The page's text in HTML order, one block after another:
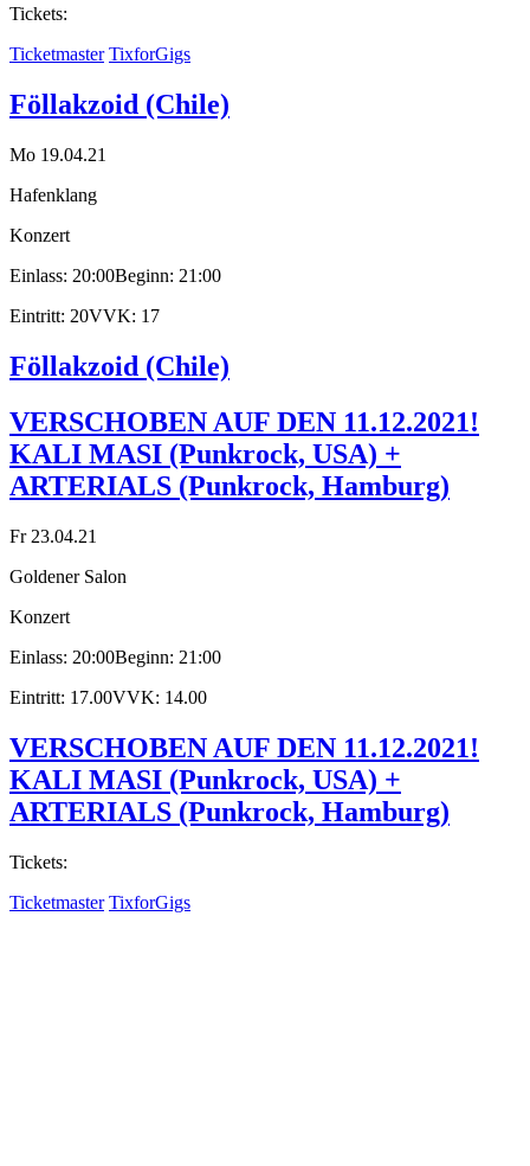
Tickets:
Ticketmaster TixforGigs
Föllakzoid (Chile)
Mo 19.04.21
Hafenklang
Konzert
Einlass: 20:00Beginn: 21:00
Eintritt: 20VVK: 17
Föllakzoid (Chile)
VERSCHOBEN AUF DEN 11.12.2021!
KALI MASI (Punkrock, USA) +
ARTERIALS (Punkrock, Hamburg)
Fr 23.04.21
Goldener Salon
Konzert
Einlass: 20:00Beginn: 21:00
Eintritt: 17.00VVK: 14.00
VERSCHOBEN AUF DEN 11.12.2021!
KALI MASI (Punkrock, USA) +
ARTERIALS (Punkrock, Hamburg)
Tickets:
Ticketmaster TixforGigs